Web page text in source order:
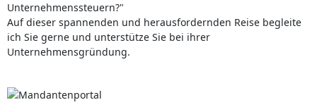
Unternehmenssteuern?"
Auf dieser spannenden und herausfordernden Reise begleite
ich Sie gerne und unterstütze Sie bei ihrer
Unternehmensgründung.